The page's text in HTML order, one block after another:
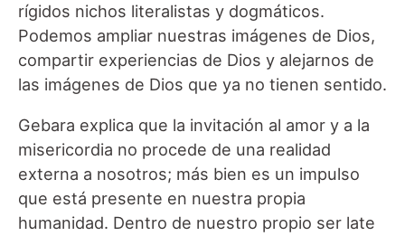
rígidos nichos literalistas y dogmáticos.
Podemos ampliar nuestras imágenes de Dios,
compartir experiencias de Dios y alejarnos de
las imágenes de Dios que ya no tienen sentido.
Gebara explica que la invitación al amor y a la
misericordia no procede de una realidad
externa a nosotros; más bien es un impulso
que está presente en nuestra propia
humanidad. Dentro de nuestro propio ser late